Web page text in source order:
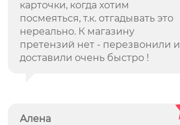
карточки, когда хотим
посмеяться, т.к. отгадывать это
нереально. К магазину
претензий нет - перезвонили и
доставили очень быстро !
Алена